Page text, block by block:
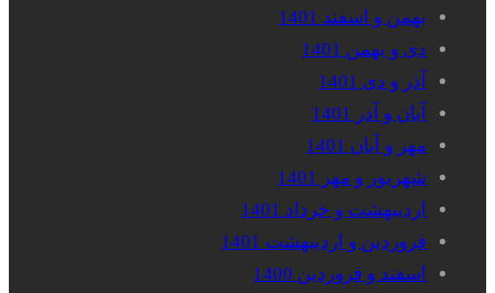
بهمن و اسفند 1401
دی و بهمن 1401
آذر و دی 1401
آبان و آذر 1401
مهر و آبان 1401
شهریور و مهر 1401
اردیبهشت و خرداد 1401
فروردین و اردیبهشت 1401
اسفند و فروردین 1400